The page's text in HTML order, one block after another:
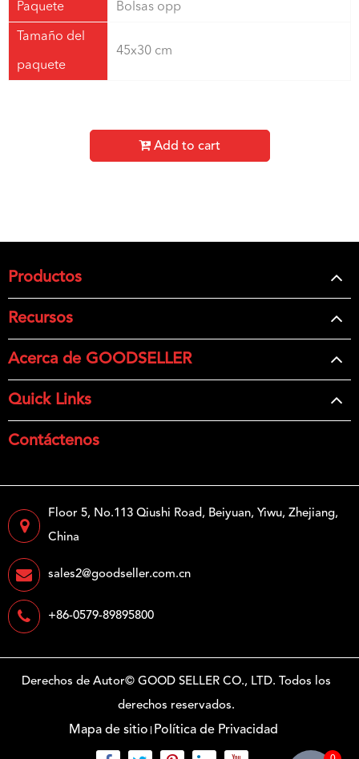
Paquete Bolsas opp
Tamaño del
paquete
45x30 cm
Add to cart
Productos
Recursos
Acerca de GOODSELLER
Quick Links
Contáctenos
Floor 5, No.113 Qiushi Road, Beiyuan, Yiwu, Zhejiang,
China
sales2@goodseller.com.cn
+86-0579-89895800
Derechos de Autor© GOOD SELLER CO., LTD. Todos los
derechos reservados.
Mapa de sitio Política de Privacidad